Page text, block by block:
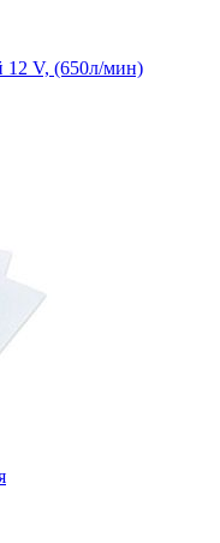
12 V, (650л/мин)